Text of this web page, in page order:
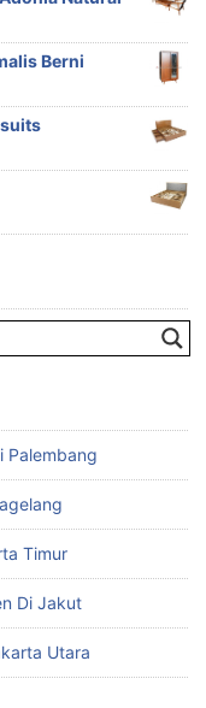
Berni
Palembang
Timur
Di Jakut
Utara